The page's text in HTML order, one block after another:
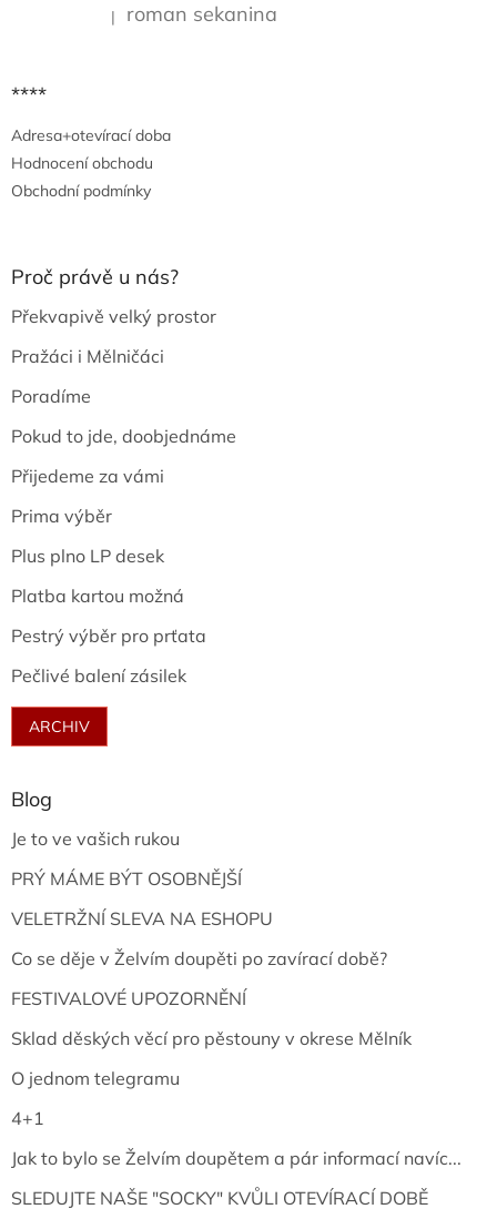
Hodnocení produktu je 5 z 5 hvězdiček.
| roman sekanina
****
Adresa+otevírací doba
Hodnocení obchodu
Obchodní podmínky
Proč právě u nás?
Překvapivě velký prostor
Pražáci i Mělničáci
Poradíme
Pokud to jde, doobjednáme
Přijedeme za vámi
Prima výběr
Plus plno LP desek
Platba kartou možná
Pestrý výběr pro prťata
Pečlivé balení zásilek
ARCHIV
Blog
Je to ve vašich rukou
PRÝ MÁME BÝT OSOBNĚJŠÍ
VELETRŽNÍ SLEVA NA ESHOPU
Co se děje v Želvím doupěti po zavírací době?
FESTIVALOVÉ UPOZORNĚNÍ
Sklad děských věcí pro pěstouny v okrese Mělník
O jednom telegramu
4+1
Jak to bylo se Želvím doupětem a pár informací navíc...
SLEDUJTE NAŠE "SOCKY" KVŮLI OTEVÍRACÍ DOBĚ